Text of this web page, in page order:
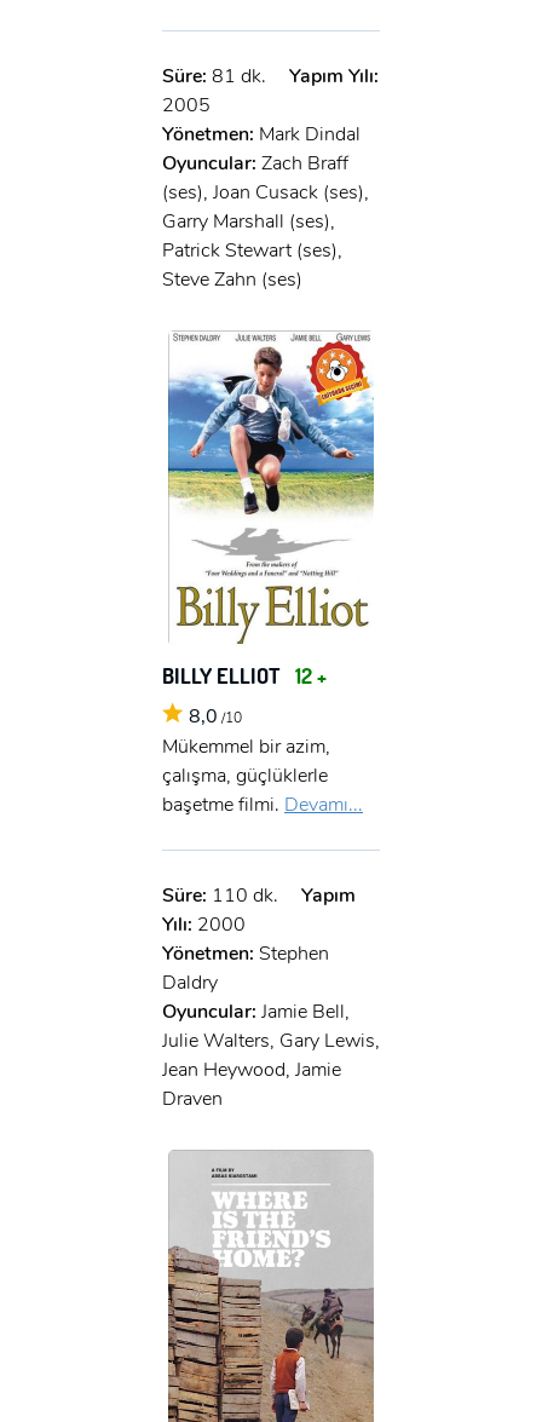
Süre: 81 dk.
Yapım Yılı:
2005
Yönetmen: Mark Dindal
Oyuncular: Zach Braff
(ses), Joan Cusack (ses),
Garry Marshall (ses),
Patrick Stewart (ses),
Steve Zahn (ses)
BILLY ELLIOT 12 +
8,0 /10
Mükemmel bir azim,
çalışma, güçlüklerle
başetme filmi. Devamı...
Süre: 110 dk.
Yapım
Yılı: 2000
Yönetmen: Stephen
Daldry
Oyuncular: Jamie Bell,
Julie Walters, Gary Lewis,
Jean Heywood, Jamie
Draven